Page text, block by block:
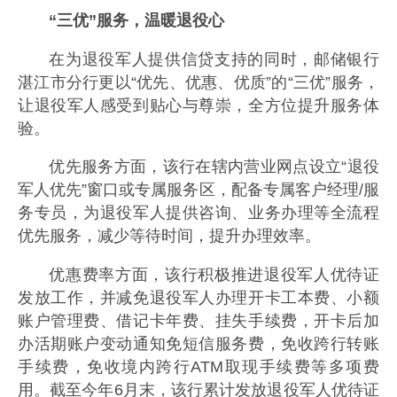
“三优”服务，温暖退役心
在为退役军人提供信贷支持的同时，邮储银行
湛江市分行更以“优先、优惠、优质”的“三优”服务，
让退役军人感受到贴心与尊崇，全方位提升服务体
验。
优先服务方面，该行在辖内营业网点设立“退役
军人优先”窗口或专属服务区，配备专属客户经理/服
务专员，为退役军人提供咨询、业务办理等全流程
优先服务，减少等待时间，提升办理效率。
优惠费率方面，该行积极推进退役军人优待证
发放工作，并减免退役军人办理开卡工本费、小额
账户管理费、借记卡年费、挂失手续费，开卡后加
办活期账户变动通知免短信服务费，免收跨行转账
手续费，免收境内跨行ATM取现手续费等多项费
用。截至今年6月末，该行累计发放退役军人优待证